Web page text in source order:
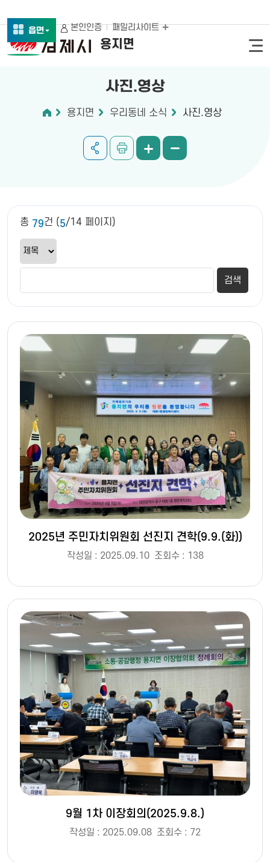
용지면
읍면 본인인증 패밀리사이트
사진.영상
용지면 우리동네 소식 사진.영상
총 79건 (5/14 페이지)
2025년 주민자치위원회 선진지 견학(9.9.(화))
작성일 : 2025.09.10 조회수 : 138
9월 1차 이장회의(2025.9.8.)
작성일 : 2025.09.08 조회수 : 72